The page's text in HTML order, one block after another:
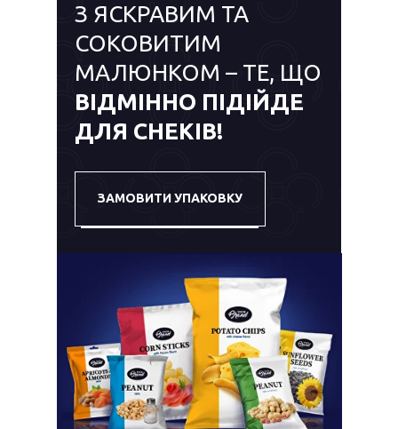
З ЯСКРАВИМ ТА
СОКОВИТИМ
МАЛЮНКОМ – ТЕ, ЩО
ВІДМІННО ПІДІЙДЕ
ДЛЯ СНЕКІВ!
ЗАМОВИТИ УПАКОВКУ